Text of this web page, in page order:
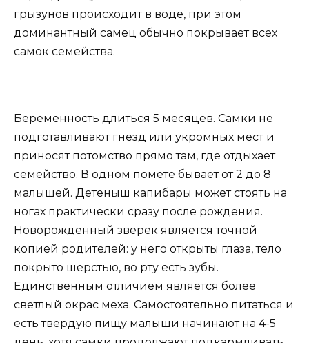
грызунов происходит в воде, при этом
доминантный самец обычно покрывает всех
самок семейства.
Беременность длиться 5 месяцев. Самки не
подготавливают гнезд или укромных мест и
приносят потомство прямо там, где отдыхает
семейство. В одном помете бывает от 2 до 8
малышей. Детеныш капибары может стоять на
ногах практически сразу после рождения.
Новорожденный зверек является точной
копией родителей: у него открыты глаза, тело
покрыто шерстью, во рту есть зубы.
Единственным отличием является более
светлый окрас меха. Самостоятельно питаться и
есть твердую пищу малыши начинают на 4-5